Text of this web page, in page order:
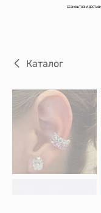
БЕЗКОШТОВНА
Каталог